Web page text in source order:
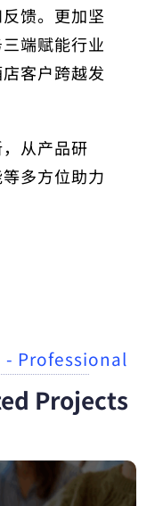
馈。更加坚
端赋能行业
客户跨越发
从产品研
多方位助力
- Professional
Projects